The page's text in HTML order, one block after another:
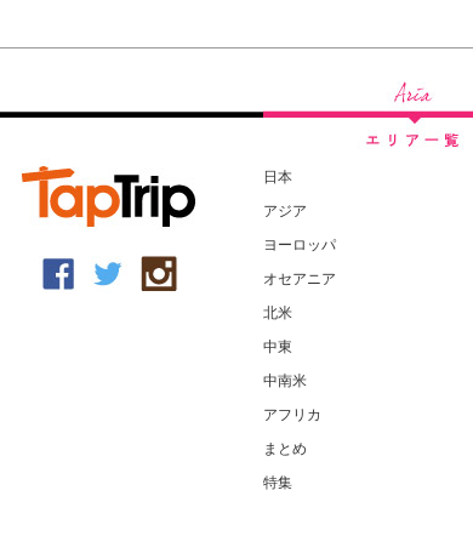
日本
アジア
ヨーロッパ
オセアニア
北米
中東
中南米
アフリカ
まとめ
特集